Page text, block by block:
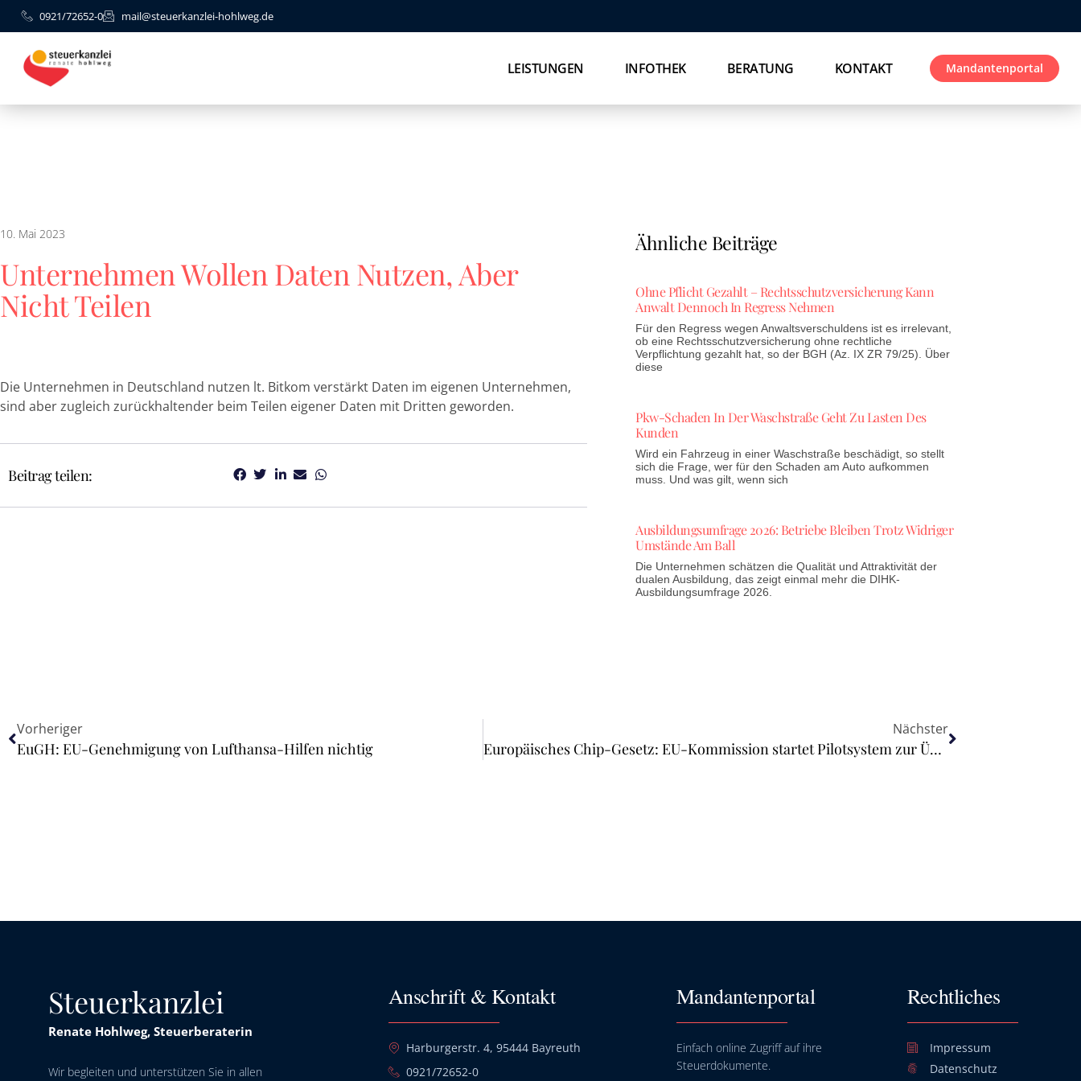
0921/72652-0 mail@steuerkanzlei-hohlweg.de
LEISTUNGEN INFOTHEK BERATUNG KONTAKT Mandantenportal
10. Mai 2023
Unternehmen Wollen Daten Nutzen, Aber
Nicht Teilen
Die Unternehmen in Deutschland nutzen lt. Bitkom verstärkt Daten im eigenen Unternehmen,
sind aber zugleich zurückhaltender beim Teilen eigener Daten mit Dritten geworden.
Beitrag teilen:
Ähnliche Beiträge
Ohne Pflicht Gezahlt – Rechtsschutzversicherung Kann
Anwalt Dennoch In Regress Nehmen
Für den Regress wegen Anwaltsverschuldens ist es irrelevant,
ob eine Rechtsschutzversicherung ohne rechtliche
Verpflichtung gezahlt hat, so der BGH (Az. IX ZR 79/25). Über
diese
Pkw-Schaden In Der Waschstraße Geht Zu Lasten Des
Kunden
Wird ein Fahrzeug in einer Waschstraße beschädigt, so stellt
sich die Frage, wer für den Schaden am Auto aufkommen
muss. Und was gilt, wenn sich
Ausbildungsumfrage 2026: Betriebe Bleiben Trotz Widriger
Umstände Am Ball
Die Unternehmen schätzen die Qualität und Attraktivität der
dualen Ausbildung, das zeigt einmal mehr die DIHK-
Ausbildungsumfrage 2026.
Vorheriger
EuGH: EU-Genehmigung von Lufthansa-Hilfen nichtig
Nächster
Europäisches Chip-Gesetz: EU-Kommission startet Pilotsystem zur Überwachung der Halbleiter-Lieferkette
Steuerkanzlei
Renate Hohlweg, Steuerberaterin
Wir begleiten und unterstützen Sie in allen
Anschrift & Kontakt
Harburgerstr. 4, 95444 Bayreuth
0921/72652-0
Mandantenportal
Einfach online Zugriff auf ihre
Steuerdokumente.
Rechtliches
Impressum
Datenschutz